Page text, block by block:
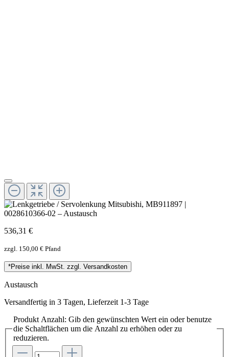
536,31 €
zzgl. 150,00 € Pfand
*Preise inkl. MwSt. zzgl. Versandkosten
Austausch
Versandfertig in 3 Tagen, Lieferzeit 1-3 Tage
Produkt Anzahl: Gib den gewünschten Wert ein oder benutze
die Schaltflächen um die Anzahl zu erhöhen oder zu
reduzieren.